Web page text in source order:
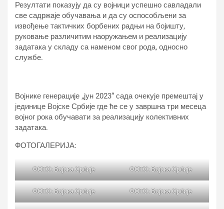
Резултати показују да су војници успешно савладали
све садржаје обучавања и да су оспособљени за
извођење тактичких борбених радњи на бојишту,
руковање различитим наоружањем и реализацију
задатака у складу са наменом свог рода, односно
службе.
Војнике генерације „јун 2023“ сада очекује премештај у
јединице Војске Србије где ће се у завршна три месеца
војног рока обучавати за реализацију колективних
задатака.
ФОТОГАЛЕРИЈА:
ФОТО: Војска Србије ФОТО: Војска Србије
ФОТО: Војска Србије ФОТО: Војска Србије